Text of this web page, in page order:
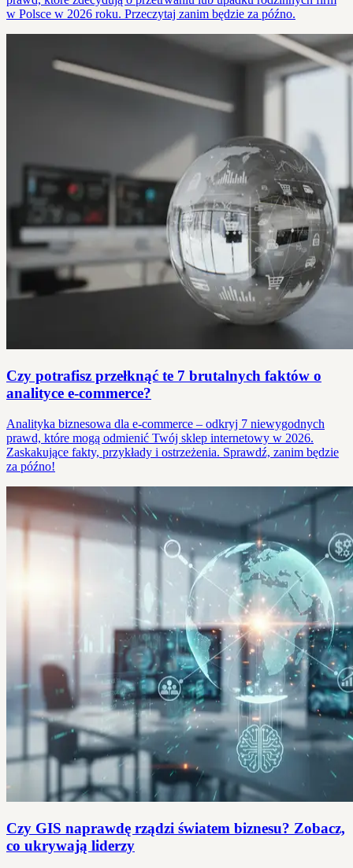
w Polsce w 2026 roku. Przeczytaj zanim będzie za późno.
Czy potrafisz przełknąć te 7 brutalnych faktów o
analityce e-commerce?
Analityka biznesowa dla e-commerce – odkryj 7 niewygodnych
prawd, które mogą odmienić Twój sklep internetowy w 2026.
Zaskakujące fakty, przykłady i ostrzeżenia. Sprawdź, zanim będzie
za późno!
Czy GIS naprawdę rządzi światem biznesu? Zobacz,
co ukrywają liderzy